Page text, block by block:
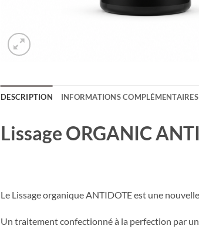
DESCRIPTION INFORMATIONS COMPLÉMENTAIRES
Lissage ORGANIC
Le Lissage organique ANTIDOTE est une
Un traitement confectionné à la perfection par